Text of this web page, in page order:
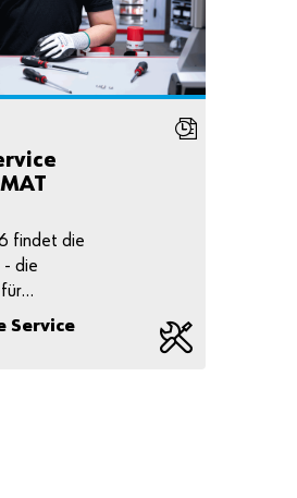
Anmeldedaten
merken
Login
findet die
- die
Service